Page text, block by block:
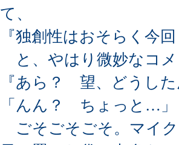
て、
『独創性はおそらく今
と、やはり微妙なコ
『あら？ 望、どうし
「んん？ ちょっと…」
ごそごそごそ。マイ